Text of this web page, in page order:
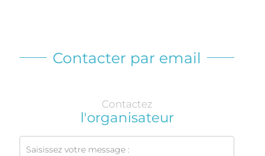
Contacter par email
Contactez
l'organisateur